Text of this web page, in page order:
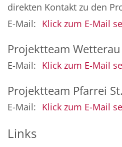
direkten Kontakt zu den
E-Mail: Klick zum E-Mail
Projektteam Wetterau
E-Mail: Klick zum E-Mail
Projektteam Pfarrei
E-Mail: Klick zum E-Mail
Links